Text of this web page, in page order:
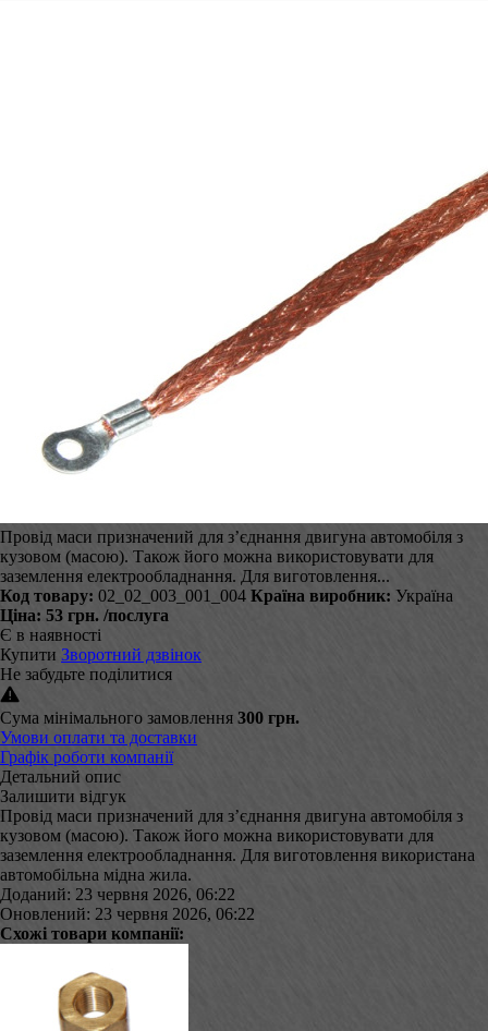
Провід маси призначений для з’єднання двигуна автомобіля з
кузовом (масою). Також його можна використовувати для
заземлення електрообладнання. Для виготовлення...
Код товару: 02_02_003_001_004 Країна виробник: Україна
Ціна: 53 грн. /послуга
Є в наявності
Купити Зворотний дзвінок
Не забудьте поділитися
Сума мінімального замовлення 300 грн.
Умови оплати та доставки
Графік роботи компанії
Детальний опис
Залишити відгук
Провід маси призначений для з’єднання двигуна автомобіля з
кузовом (масою). Також його можна використовувати для
заземлення електрообладнання. Для виготовлення використана
автомобільна мідна жила.
Доданий: 23 червня 2026, 06:22
Оновлений: 23 червня 2026, 06:22
Схожі товари компанії: